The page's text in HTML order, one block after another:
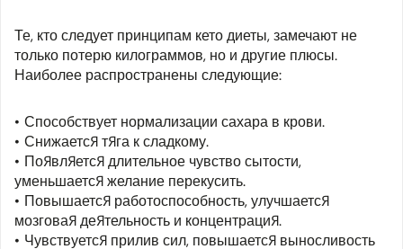
Те, кто следует принципам кето диеты, замечают не
только потерю килограммов, но и другие плюсы.
Наиболее распространены следующие:
Способствует нормализации сахара в крови.
Снижается тяга к сладкому.
Появляется длительное чувство сытости,
уменьшается желание перекусить.
Повышается работоспособность, улучшается
мозговая деятельность и концентрация.
Чувствуется прилив сил, повышается выносливость